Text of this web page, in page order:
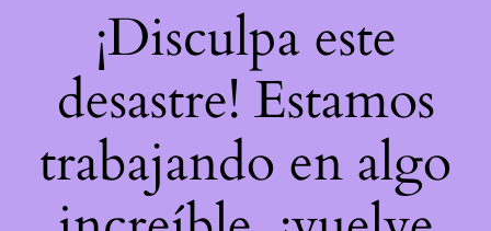
¡Disculpa este
desastre! Estamos
trabajando en algo